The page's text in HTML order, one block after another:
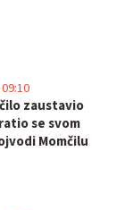
zaustavio
se svom
Momčilu